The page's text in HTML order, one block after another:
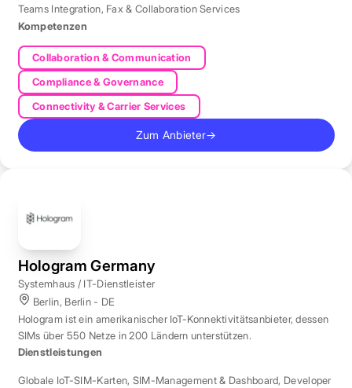
Teams Integration, Fax & Collaboration Services
Kompetenzen
Collaboration & Communication
Compliance & Governance
Connectivity & Carrier Services
Zum Anbieter→
Hologram Germany
Systemhaus / IT-Dienstleister
Berlin, Berlin - DE
Hologram ist ein amerikanischer IoT-Konnektivitätsanbieter, dessen
SIMs über 550 Netze in 200 Ländern unterstützen.
Dienstleistungen
Globale IoT-SIM-Karten, SIM-Management & Dashboard, Developer